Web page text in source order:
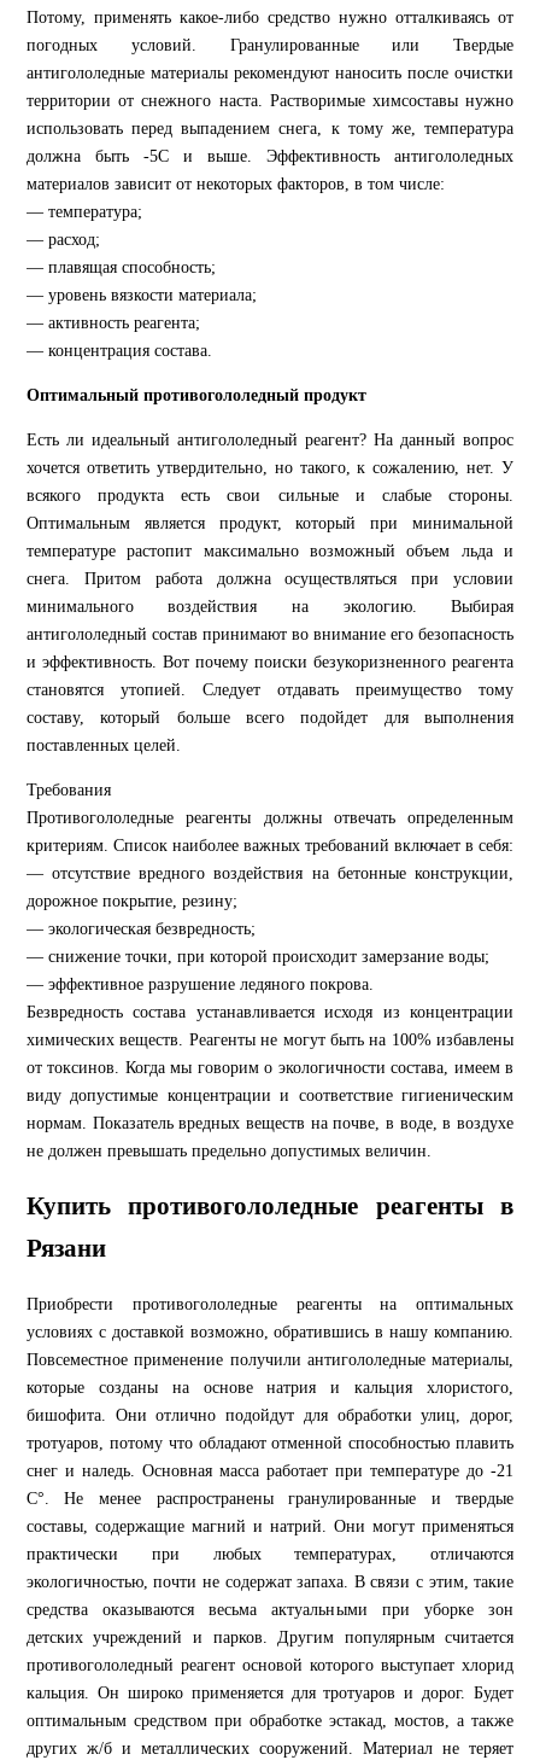
Потому, применять какое-либо средство нужно отталкиваясь от
погодных условий. Гранулированные или Твердые
антигололедные материалы рекомендуют наносить после очистки
территории от снежного наста. Растворимые химсоставы нужно
использовать перед выпадением снега, к тому же, температура
должна быть -5С и выше. Эффективность антигололедных
материалов зависит от некоторых факторов, в том числе:
— температура;
— расход;
— плавящая способность;
— уровень вязкости материала;
— активность реагента;
— концентрация состава.
Оптимальный противогололедный продукт
Есть ли идеальный антигололедный реагент? На данный вопрос
хочется ответить утвердительно, но такого, к сожалению, нет. У
всякого продукта есть свои сильные и слабые стороны.
Оптимальным является продукт, который при минимальной
температуре растопит максимально возможный объем льда и
снега. Притом работа должна осуществляться при условии
минимального воздействия на экологию. Выбирая
антигололедный состав принимают во внимание его безопасность
и эффективность. Вот почему поиски безукоризненного реагента
становятся утопией. Следует отдавать преимущество тому
составу, который больше всего подойдет для выполнения
поставленных целей.
Требования
Противогололедные реагенты должны отвечать определенным
критериям. Список наиболее важных требований включает в себя:
— отсутствие вредного воздействия на бетонные конструкции,
дорожное покрытие, резину;
— экологическая безвредность;
— снижение точки, при которой происходит замерзание воды;
— эффективное разрушение ледяного покрова.
Безвредность состава устанавливается исходя из концентрации
химических веществ. Реагенты не могут быть на 100% избавлены
от токсинов. Когда мы говорим о экологичности состава, имеем в
виду допустимые концентрации и соответствие гигиеническим
нормам. Показатель вредных веществ на почве, в воде, в воздухе
не должен превышать предельно допустимых величин.
Купить противогололедные реагенты в
Рязани
Приобрести противогололедные реагенты на оптимальных
условиях с доставкой возможно, обратившись в нашу компанию.
Повсеместное применение получили антигололедные материалы,
которые созданы на основе натрия и кальция хлористого,
бишофита. Они отлично подойдут для обработки улиц, дорог,
тротуаров, потому что обладают отменной способностью плавить
снег и наледь. Основная масса работает при температуре до -21
С°. Не менее распространены гранулированные и твердые
составы, содержащие магний и натрий. Они могут применяться
практически при любых температурах, отличаются
экологичностью, почти не содержат запаха. В связи с этим, такие
средства оказываются весьма актуальными при уборке зон
детских учреждений и парков. Другим популярным считается
противогололедный реагент основой которого выступает хлорид
кальция. Он широко применяется для тротуаров и дорог. Будет
оптимальным средством при обработке эстакад, мостов, а также
других ж/б и металлических сооружений. Материал не теряет